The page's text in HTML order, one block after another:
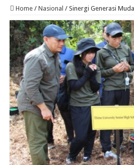
Home / Nasional / Sinergi Generasi